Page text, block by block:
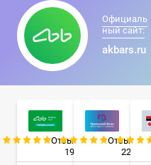
Официаль
ный сайт:
akbars.ru
Отзывы:
19
Отзывы:
22